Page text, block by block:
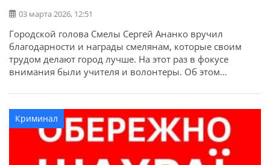
03 марта 2026, 12:51
Городской голова Смелы Сергей Ананко вручил
благодарности и награды смелянам, которые своим
трудом делают город лучше. На этот раз в фокусе
внимания были учителя и волонтеры. Об этом
сессии отметил Черненко Ольгу, учителя математики
НВК «Общеобразовательная школа І-ІІІ ступеней № 3-
коллегиум». Она заняла ІІ место в I туре Всеукраинского
Криминал